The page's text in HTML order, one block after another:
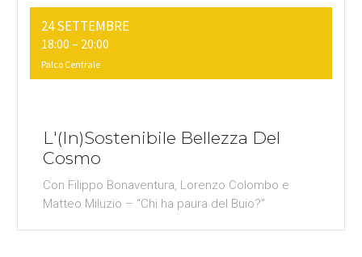
24 SETTEMBRE
18:00 – 20:00
Palco Centrale
L'(in)sostenibile Bellezza Del
Cosmo
Con Filippo Bonaventura, Lorenzo Colombo e
Matteo Miluzio – “Chi ha paura del Buio?”